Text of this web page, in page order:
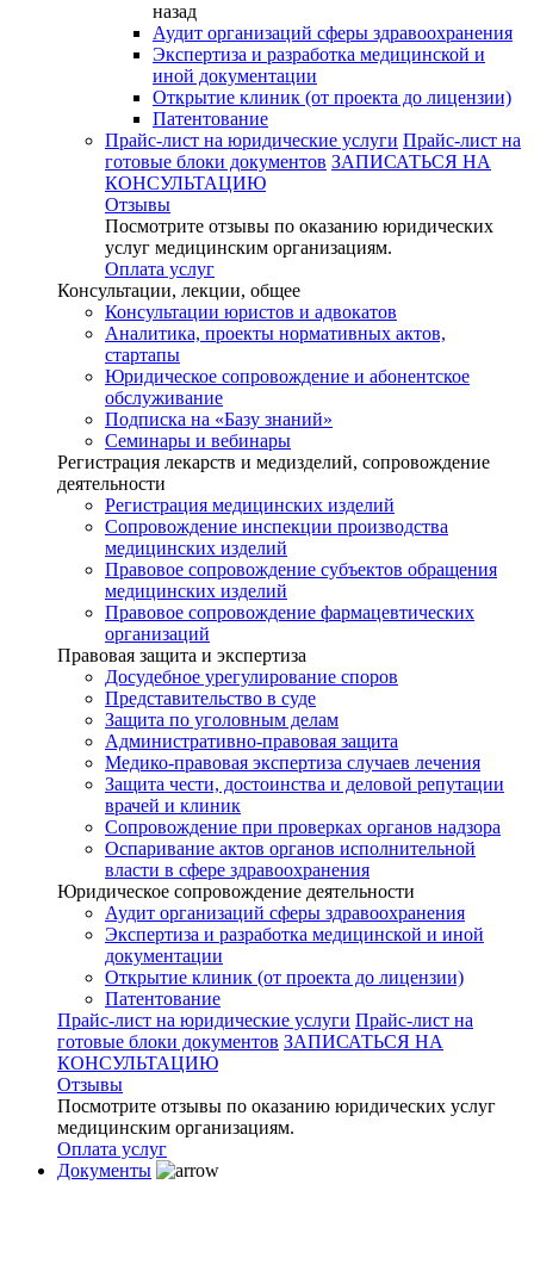
назад
Аудит организаций сферы здравоохранения
Экспертиза и разработка медицинской и
иной документации
Открытие клиник (от проекта до лицензии)
Патентование
Прайс-лист на юридические услуги Прайс-лист на
готовые блоки документов ЗАПИСАТЬСЯ НА
КОНСУЛЬТАЦИЮ
Отзывы
Посмотрите отзывы по оказанию юридических
услуг медицинским организациям.
Оплата услуг
Консультации, лекции, общее
Консультации юристов и адвокатов
Аналитика, проекты нормативных актов,
стартапы
Юридическое сопровождение и абонентское
обслуживание
Подписка на «Базу знаний»
Семинары и вебинары
Регистрация лекарств и медизделий, сопровождение
деятельности
Регистрация медицинских изделий
Сопровождение инспекции производства
медицинских изделий
Правовое сопровождение субъектов обращения
медицинских изделий
Правовое сопровождение фармацевтических
организаций
Правовая защита и экспертиза
Досудебное урегулирование споров
Представительство в суде
Защита по уголовным делам
Административно-правовая защита
Медико-правовая экспертиза случаев лечения
Защита чести, достоинства и деловой репутации
врачей и клиник
Сопровождение при проверках органов надзора
Оспаривание актов органов исполнительной
власти в сфере здравоохранения
Юридическое сопровождение деятельности
Аудит организаций сферы здравоохранения
Экспертиза и разработка медицинской и иной
документации
Открытие клиник (от проекта до лицензии)
Патентование
Прайс-лист на юридические услуги Прайс-лист на
готовые блоки документов ЗАПИСАТЬСЯ НА
КОНСУЛЬТАЦИЮ
Отзывы
Посмотрите отзывы по оказанию юридических услуг
медицинским организациям.
Оплата услуг
Документы